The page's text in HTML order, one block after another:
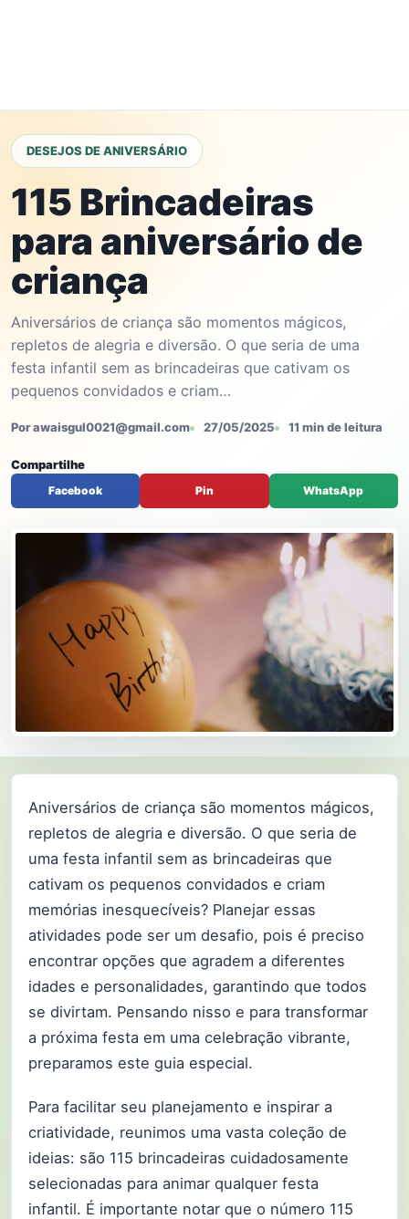
DESEJOS DE ANIVERSÁRIO
115 Brincadeiras
para aniversário de
criança
Aniversários de criança são momentos mágicos,
repletos de alegria e diversão. O que seria de uma
festa infantil sem as brincadeiras que cativam os
pequenos convidados e criam…
Por awaisgul0021@gmail.com 27/05/2025 11 min de leitura
Compartilhe
Facebook Pin WhatsApp
Aniversários de criança são momentos mágicos,
repletos de alegria e diversão. O que seria de
uma festa infantil sem as brincadeiras que
cativam os pequenos convidados e criam
memórias inesquecíveis? Planejar essas
atividades pode ser um desafio, pois é preciso
encontrar opções que agradem a diferentes
idades e personalidades, garantindo que todos
se divirtam. Pensando nisso e para transformar
a próxima festa em uma celebração vibrante,
preparamos este guia especial.
Para facilitar seu planejamento e inspirar a
criatividade, reunimos uma vasta coleção de
ideias: são 115 brincadeiras cuidadosamente
selecionadas para animar qualquer festa
infantil. É importante notar que o número 115